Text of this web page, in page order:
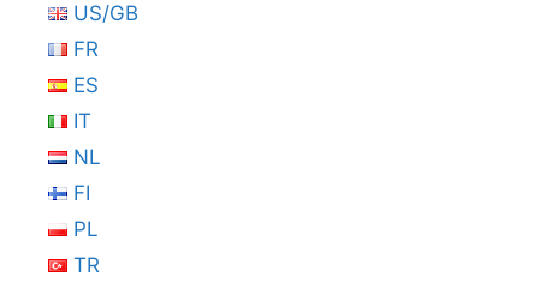
US/GB
FR
ES
IT
NL
FI
PL
TR